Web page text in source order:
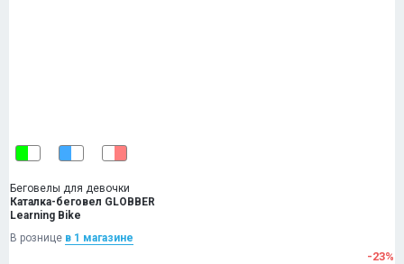
Беговелы для девочки
Каталка-беговел GLOBBER
Learning Bike
В рознице в 1 магазинe
-23%